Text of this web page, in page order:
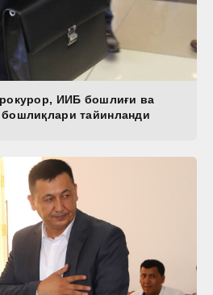
ИИБ бошлиғи ва
тайинланди